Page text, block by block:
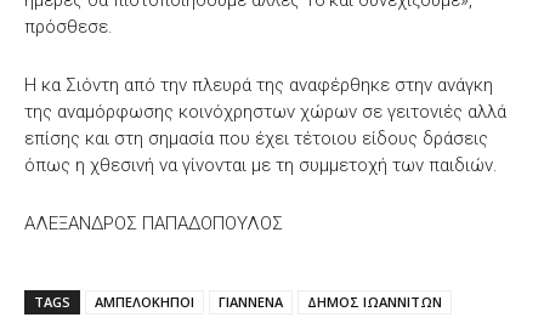
πρόσθεσε.
Η κα Σιόντη από την πλευρά της αναφέρθηκε στην ανάγκη
της αναμόρφωσης κοινόχρηστων χώρων σε γειτονιές αλλά
επίσης και στη σημασία που έχει τέτοιου είδους δράσεις
όπως η χθεσινή να γίνονται με τη συμμετοχή των παιδιών.
ΑΛΕΞΑΝΔΡΟΣ ΠΑΠΑΔΟΠΟΥΛΟΣ
TAGS ΑΜΠΕΛΟΚΗΠΟΙ ΓΙΑΝΝΕΝΑ
ΔΗΜΟΣ ΙΩΑΝΝΙΤΩΝ